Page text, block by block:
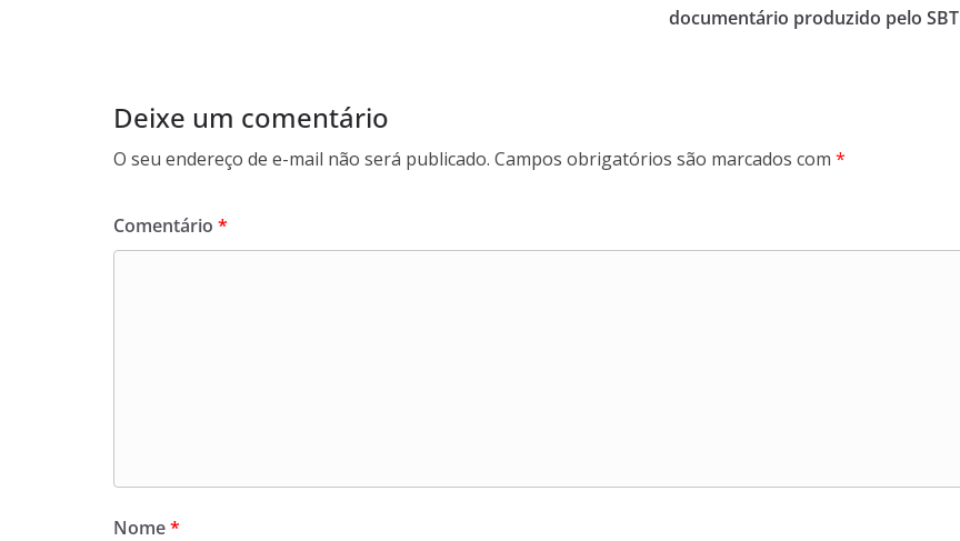
documentário produzido pelo SBT
Deixe um comentário
O seu endereço de e-mail não será publicado. Campos obrigatórios são marcados com *
Comentário *
Nome*